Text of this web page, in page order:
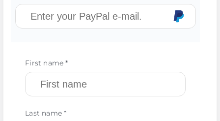
First name *
Last name *